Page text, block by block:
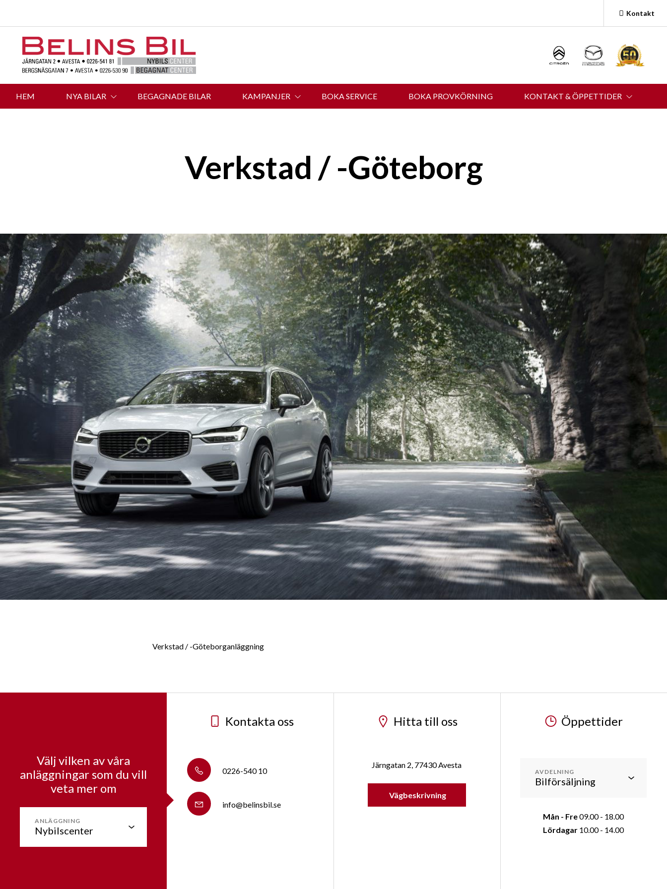
Kontakt
HEM NYA BILAR BEGAGNADE BILAR KAMPANJER BOKA SERVICE BOKA PROVKÖRNING KONTAKT & ÖPPETTIDER
Verkstad / -Göteborg
Verkstad / -Göteborganläggning
Välj vilken av våra
anläggningar som du vill
veta mer om
ANLÄGGNING
Kontakta oss
0226-53090
info@belinsbil.se
Hitta till oss
Järngatan 2, 774 30 Avesta
Vägbeskrivning
Öppettider
Mån - Fre09.00 - 18.00
Lördagar10.00 - 14.00
Kontakta oss
0226-540 10
info@belinsbil.se
Hitta till oss
Järngatan 2, 77430 Avesta
Vägbeskrivning
Öppettider
AVDELNING
Mån - Fre09.00 - 18.00
Lördagar 10.00 - 14.00